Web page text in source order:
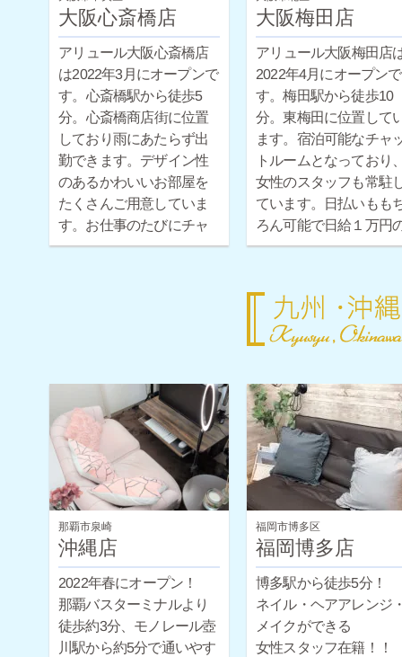
大阪心斎橋店
アリュール大阪心斎橋店
は2022年3月にオープンで
す。心斎橋駅から徒歩5
分。心斎橋商店街に位置
しており雨にあたらず出
勤できます。デザイン性
のあるかわいいお部屋を
たくさんご用意していま
す。お仕事のたびにチャ
ットルームを変えて、楽
日体験だけでもお気軽に
お問い合わせください♪
大阪梅田店
アリュール大阪梅田店
2022年4月にオープンで
す。梅田駅から徒歩10
分。東梅田に位置して
ます。宿泊可能なチャ
トルームとなっており
女性のスタッフも常駐
ています。日払いもも
ろん可能で日給１万円
保証もついています。
お問い合わせください♪
那覇市泉崎
沖縄店
2022年春にオープン！
那覇バスターミナルより
徒歩約3分、モノレール壺
川駅から約5分で通いやす
福岡市博多区
福岡博多店
博多駅から徒歩5分！
ネイル・ヘアアレンジ
メイクができる
女性スタッフ在籍！！